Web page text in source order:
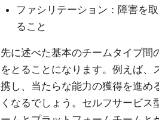
ファシリテーション：障害を
ること
先に述べた基本のチームタイプ間
をとることになります。例えば
携し、当たらな能力の獲得を進め
くなるでしょう。セルフサービ